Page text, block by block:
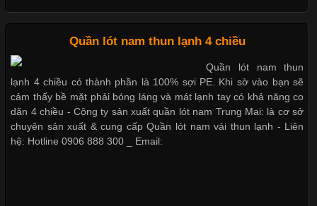
Cập nhật 2026-05-20 14:58:56
Vải thun là một trong những chất liệu được sử dụng rộng rãi
nhất trong ngành thời trang nhờ đặc tính co giãn, mềm mại và
thoải mái khi mặc. Từ áo thun, đồ thể thao cho đến đồ lót nam,
vải thun luôn đóng vai trò quan trọng trong quá trình sản xuất.
Hiện nay, nhu cầu tìm kiếm quần lót nam giá
Quần lót nam thun lạnh 4 chiều
Quần lót nam thun
lạnh 4 chiều có thành phần là 100% sợi PE. Khi sờ vào bạn sẽ
cảm thấy bề mặt phải bóng láng và mát lạnh tay có khả năng co
dãn 4 chiều - Công ty sản xuất quần lót nam Trung Mai: là cơ sở
chuyên sản xuất & cung cấp Quần lót nam vải thun lạnh - Liên
hệ: Hotline 0906 888 300 _ Email: